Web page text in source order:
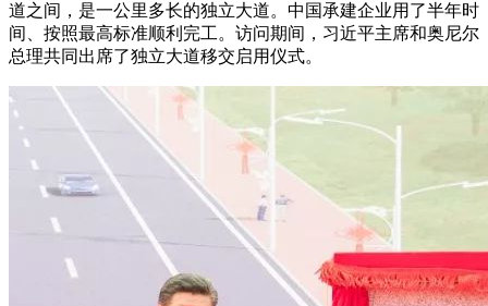
道之间，是一公里多长的独立大道。中国承建企业用了半年时
间、按照最高标准顺利完工。访问期间，习近平主席和奥尼尔
总理共同出席了独立大道移交启用仪式。